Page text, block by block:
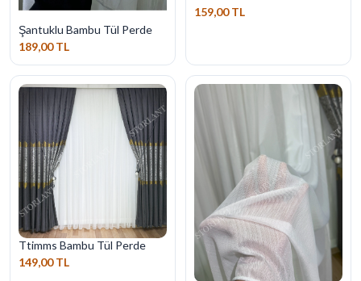
Şantuklu Bambu Tül Perde
189,00 TL
159,00 TL
Ttimms Bambu Tül Perde
149,00 TL